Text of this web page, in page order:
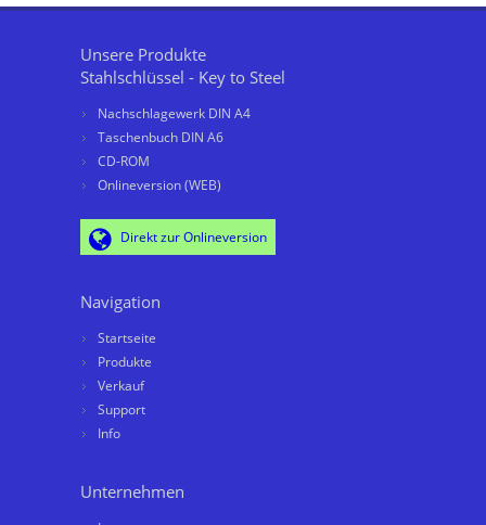
Unsere Produkte
Stahlschlüssel - Key to Steel
Nachschlagewerk DIN A4
Taschenbuch DIN A6
CD-ROM
Onlineversion (WEB)
Direkt zur Onlineversion
Navigation
Startseite
Produkte
Verkauf
Support
Info
Unternehmen